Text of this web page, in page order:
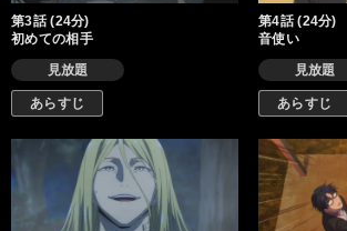
第3話 (24分)
初めての相手
見放題
あらすじ
第4話 (24分)
音使い
見放題
あらすじ